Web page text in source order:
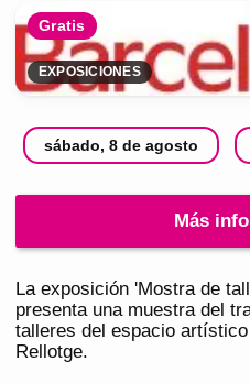
Gratis
EXPOSICIONES
sábado, 8 de agosto
Más
La exposición 'Mostra de
presenta una muestra del
talleres del espacio
Rellotge.